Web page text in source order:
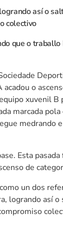
así o
colectivo
que o
o
xuvenil B
marcada
medrando
Esta pasada
de
un dos
logrando así o